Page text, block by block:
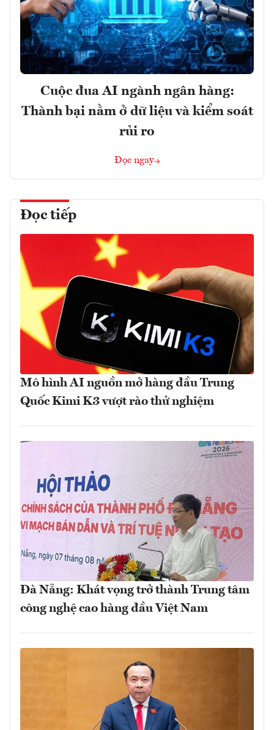
Cuộc đua AI ngành ngân hàng:
Thành bại nằm ở dữ liệu và kiểm soát
rủi ro
Đọc ngay
Đọc tiếp
Mô hình AI nguồn mở hàng đầu Trung
Quốc Kimi K3 vượt rào thử nghiệm
Đà Nẵng: Khát vọng trở thành Trung tâm
công nghệ cao hàng đầu Việt Nam